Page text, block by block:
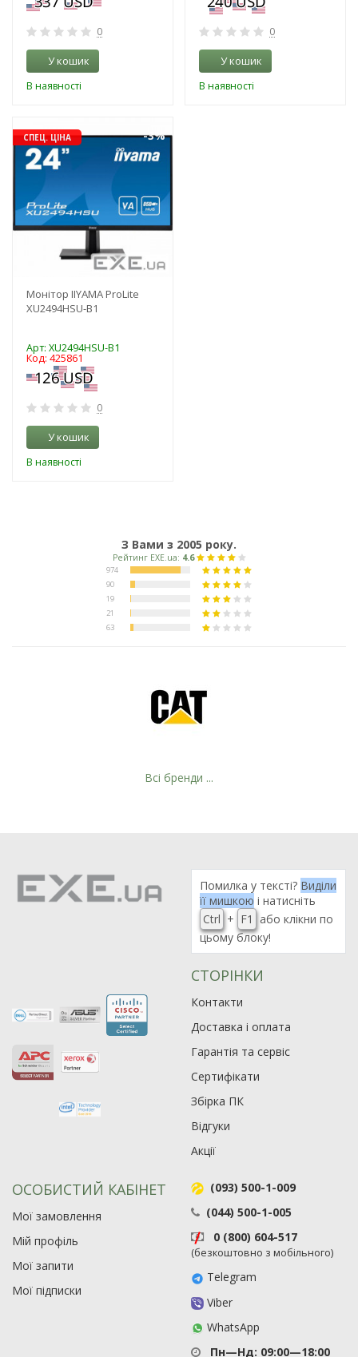
0
У кошик
В наявності
0
У кошик
В наявності
СПЕЦ. ЦІНА -3%
Монітор IIYAMA ProLite
XU2494HSU-B1
Арт: XU2494HSU-B1
Код: 425861
0
У кошик
В наявності
З Вами з 2005 року.
Рейтинг EXE.ua:
974
Всі бренди ...
Помилка у тексті? Виділи
її мишкою і натисніть
Ctrl + F1
або клікни по
цьому блоку!
СТОРІНКИ
Контакти
Доставка і оплата
Гарантія та сервіс
Сертифікати
Збірка ПК
Відгуки
Акції
ОСОБИСТИЙ КАБІНЕТ
Мої замовлення
Мій профіль
Мої запити
Мої підписки
(093) 500-1-009
(044) 500-1-005
0 (800) 604-517
(безкоштовно з мобільного)
Telegram
Viber
WhatsApp
Пн—Нд: 09:00—18:00